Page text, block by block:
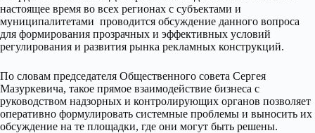
настоящее время во всех регионах с субъектами и
муниципалитетами проводится обсуждение данного вопроса
для формирования прозрачных и эффективных условий
регулирования и развития рынка рекламных конструкций.
По словам председателя Общественного совета Сергея
Мазуркевича, такое прямое взаимодействие бизнеса с
руководством надзорных и контролирующих органов позволяет
оперативно формулировать системные проблемы и выносить их
обсуждение на те площадки, где они могут быть решены.